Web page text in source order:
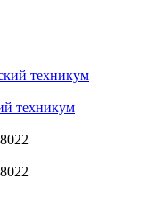
техникум